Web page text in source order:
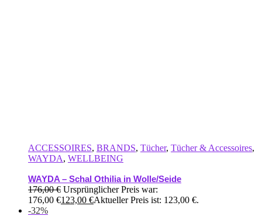
ACCESSOIRES, BRANDS, Tücher, Tücher & Accessoires,
WAYDA, WELLBEING
WAYDA – Schal Othilia in Wolle/Seide
176,00€ Ursprünglicher Preis war:
176,00 €123,00 €Aktueller Preis ist: 123,00 €.
-32%